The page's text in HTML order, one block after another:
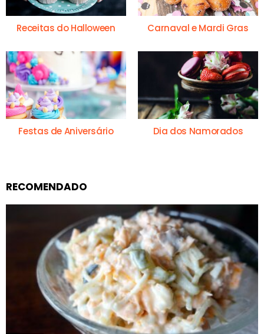
Receitas do Halloween Carnaval e Mardi Gras
Festas de Aniversário Dia dos Namorados
RECOMENDADO